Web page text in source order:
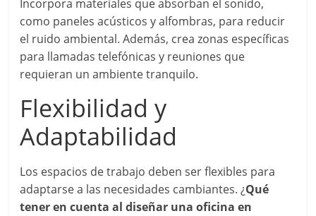
Incorpora materiales que absorban el sonido,
como paneles acústicos y alfombras, para reducir
el ruido ambiental. Además, crea zonas específicas
para llamadas telefónicas y reuniones que
requieran un ambiente tranquilo.
Flexibilidad y
Adaptabilidad
Los espacios de trabajo deben ser flexibles para
adaptarse a las necesidades cambiantes. ¿Qué
tener en cuenta al diseñar una oficina en